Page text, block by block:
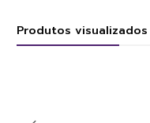
Produtos